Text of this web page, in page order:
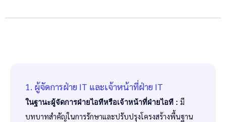
1. ผู้จัดการฝ่าย IT และเจ้าหน้าที่ฝ่าย IT
ในฐานะผู้จัดการฝ่ายไอทีหรือเจ้าหน้าที่ฝ่ายไอที : มี
บทบาทสำคัญในการรักษาและปรับปรุงโครงสร้างพื้นฐาน